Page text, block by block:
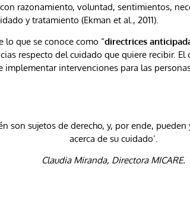
razonamiento, voluntad, sentimientos,
y tratamiento (Ekman et al., 2011).
lo que se conoce como “directrices
respecto del cuidado que quiere recibir.
implementar intervenciones para las
son sujetos de derecho, y, por ende,
acerca de su cuidado’.
Claudia Miranda, Directora MICARE.